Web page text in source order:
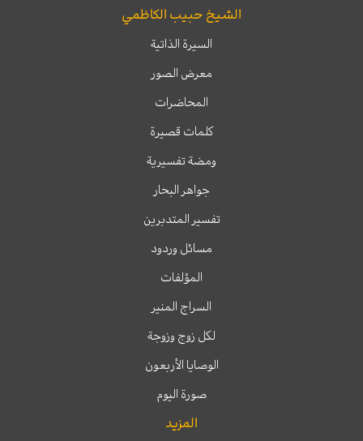
الشيخ حبيب الكاظمي
السيرة الذاتية
معرض الصور
المحاضرات
كلمات قصيرة
ومضة تفسيرية
جواهر البحار
تفسير المتدبرين
مسائل وردود
المؤلفات
السراج المنير
لكل زوج وزوجة
الوصايا الأربعون
صورة اليوم
المزيد